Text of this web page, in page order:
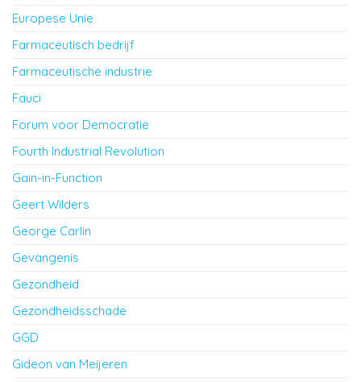
Europese Unie
Farmaceutisch bedrijf
Farmaceutische industrie
Fauci
Forum voor Democratie
Fourth Industrial Revolution
Gain-in-Function
Geert Wilders
George Carlin
Gevangenis
Gezondheid
Gezondheidsschade
GGD
Gideon van Meijeren